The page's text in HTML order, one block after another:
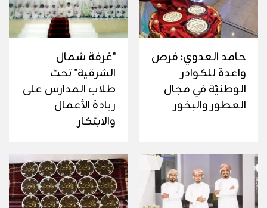
حامد العدوي: فرص
واعدة للكوادر
الوطنيّة في مجال
العطور والبخور
"غرفة شمال
الشرقية" تحث
طلاب المدارس على
ريادة الأعمال
والابتكار